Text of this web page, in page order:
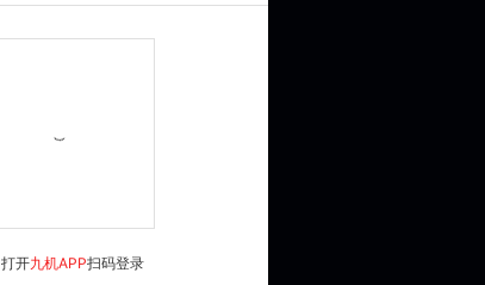
登 录
打开九机APP扫码登录